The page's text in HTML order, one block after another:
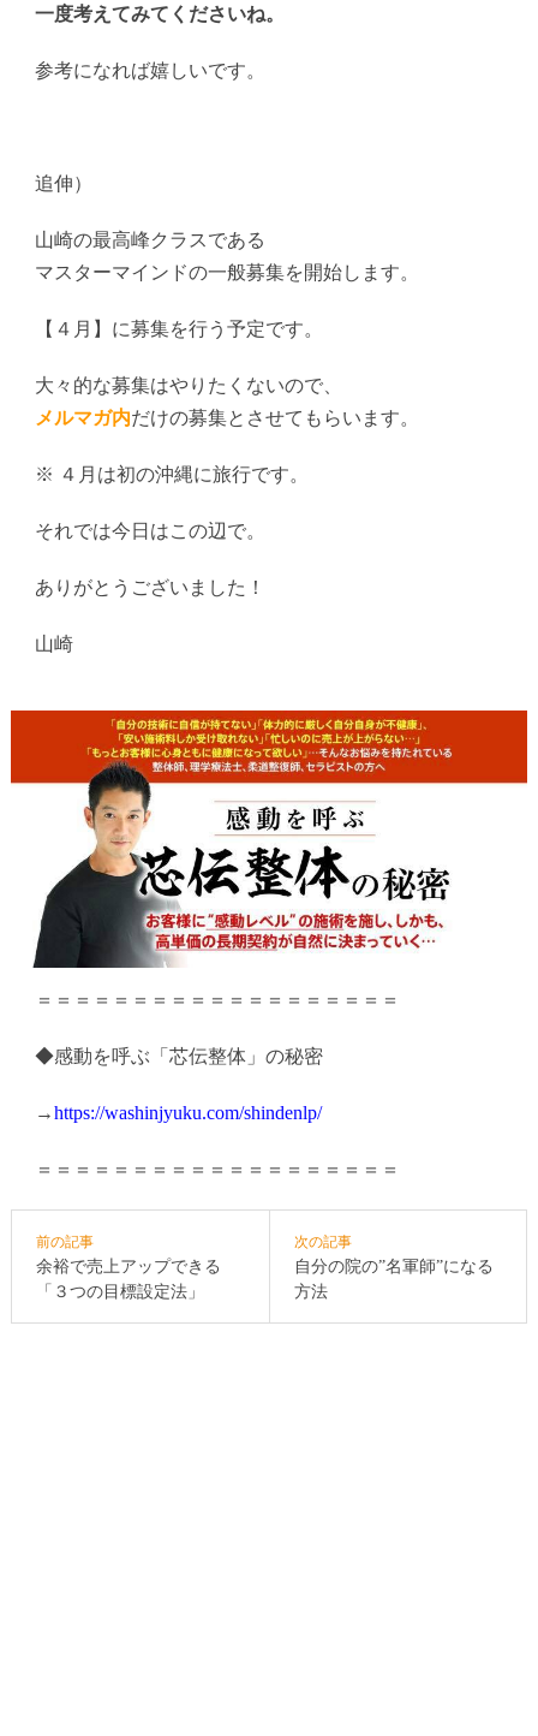
一度考えてみてくださいね。
参考になれば嬉しいです。
追伸）
山崎の最高峰クラスである
マスターマインドの一般募集を開始します。
【４月】に募集を行う予定です。
大々的な募集はやりたくないので、
メルマガ内だけの募集とさせてもらいます。
※ ４月は初の沖縄に旅行です。
それでは今日はこの辺で。
ありがとうございました！
山崎
＝＝＝＝＝＝＝＝＝＝＝＝＝＝＝＝＝＝＝
◆感動を呼ぶ「芯伝整体」の秘密
→https://washinjyuku.com/shindenlp/
＝＝＝＝＝＝＝＝＝＝＝＝＝＝＝＝＝＝＝
前の記事
余裕で売上アップできる
「３つの目標設定法」
次の記事
自分の院の”名軍師”になる
方法